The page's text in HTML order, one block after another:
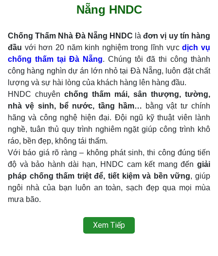
Nẵng HNDC
Chống Thấm Nhà Đà Nẵng HNDC làđơn vị uy tín hàng
đầu với hơn 20 năm kinh nghiệm trong lĩnh vựcdịch vụ
chống thấm tại Đà Nẵng. Chúng tôi đã thi công thành
công hàng nghìn dự án lớn nhỏ tại Đà Nẵng, luôn đặt chất
lượng và sự hài lòng của khách hàng lên hàng đầu.
HNDC chuyên chống thấm mái, sân thượng, tường,
nhà vệ sinh, bể nước, tầng hầm… bằng vật tư chính
hãng và công nghệ hiện đại. Đội ngũ kỹ thuật viên lành
nghề, tuân thủ quy trình nghiêm ngặt giúp công trình khô
ráo, bền đẹp, không tái thấm.
Với báo giá rõ ràng – không phát sinh, thi công đúng tiến
độ và bảo hành dài hạn, HNDC cam kết mang đến giải
pháp chống thấm triệt để, tiết kiệm và bền vững, giúp
ngôi nhà của bạn luôn an toàn, sạch đẹp qua mọi mùa
mưa bão.
Xem Tiếp